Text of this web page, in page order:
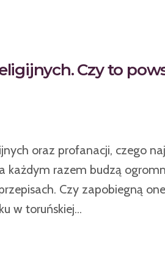
Czy to
oraz profanacji, czego
każdym razem budzą
Czy zapobiegną
w toruńskiej...